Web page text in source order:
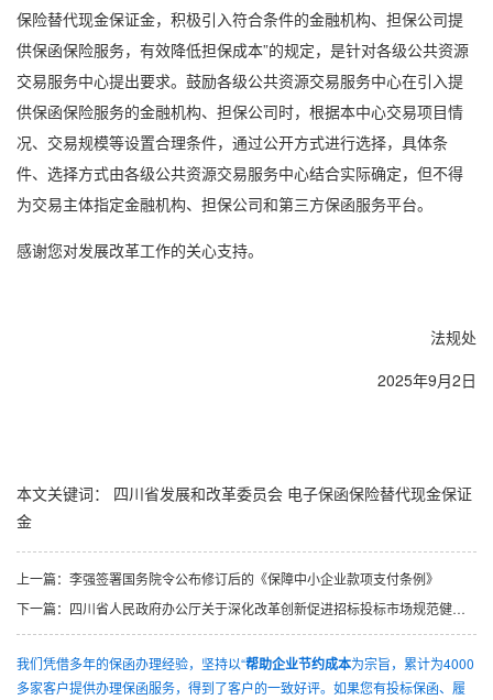
保险替代现金保证金，积极引入符合条件的金融机构、担保公司提
供保函保险服务，有效降低担保成本”的规定，是针对各级公共资源
交易服务中心提出要求。鼓励各级公共资源交易服务中心在引入提
供保函保险服务的金融机构、担保公司时，根据本中心交易项目情
况、交易规模等设置合理条件，通过公开方式进行选择，具体条
件、选择方式由各级公共资源交易服务中心结合实际确定，但不得
为交易主体指定金融机构、担保公司和第三方保函服务平台。
感谢您对发展改革工作的关心支持。
法规处
2025年9月2日
本文关键词： 四川省发展和改革委员会 电子保函保险替代现金保证
金
上一篇： 李强签署国务院令公布修订后的《保障中小企业款项支付条例》
下一篇： 四川省人民政府办公厅关于深化改革创新促进招标投标市场规范健康发展的意见（川办规〔2025〕8号）
我们凭借多年的保函办理经验，坚持以“帮助企业节约成本为宗旨，累计为4000
多家客户提供办理保函服务，得到了客户的一致好评。如果您有投标保函、履